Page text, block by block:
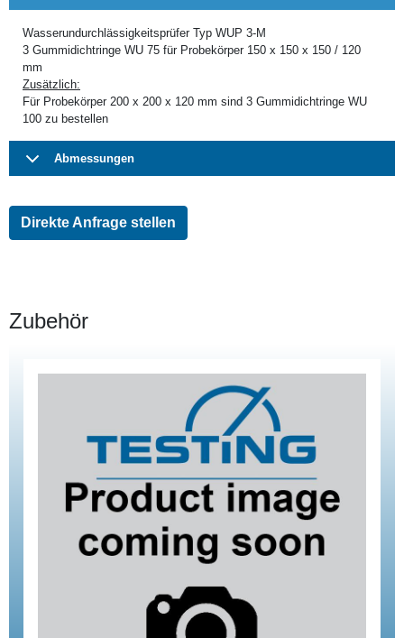
Wasserundurchlässigkeitsprüfer Typ WUP 3-M
3 Gummidichtringe WU 75 für Probekörper 150 x 150 x 150 / 120
mm
Zusätzlich:
Für Probekörper 200 x 200 x 120 mm sind 3 Gummidichtringe WU
100 zu bestellen
Abmessungen
Direkte Anfrage stellen
Zubehör